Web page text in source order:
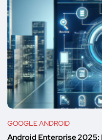
GOOGLE ANDROID
Android Enterprise 2025: